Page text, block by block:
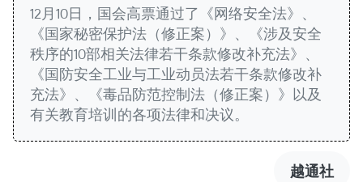
12月10日，国会高票通过了《网络安全法》、
《国家秘密保护法（修正案）》、《涉及安全
秩序的10部相关法律若干条款修改补充法》、
《国防安全工业与工业动员法若干条款修改补
充法》、《毒品防范控制法（修正案）》以及
有关教育培训的各项法律和决议。
越通社